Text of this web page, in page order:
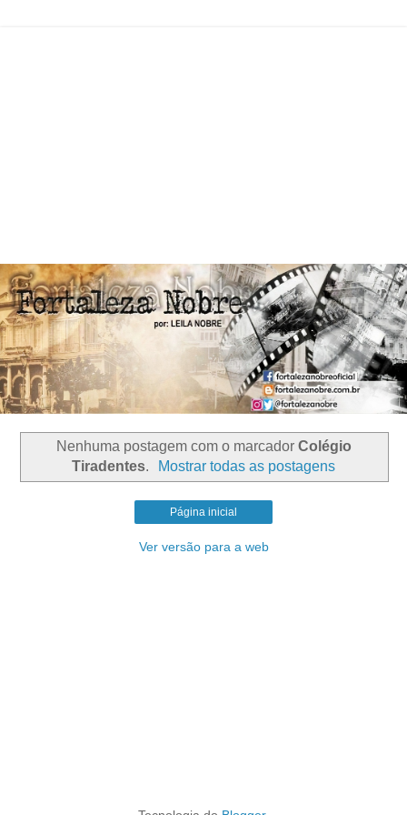
Nenhuma postagem com o marcador Colégio
Tiradentes. Mostrar todas as postagens
Página inicial
Ver versão para a web